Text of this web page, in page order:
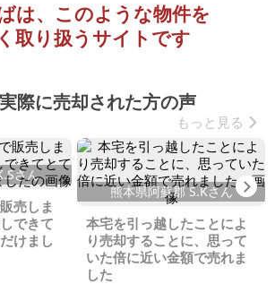
は、このような物件を
取り扱うサイトです
際に売却された方の声
もっと見る
さん
売しま
できて
けまし
熊本県阿蘇郡 S.Kさん
本宅を引っ越したことによ
り売却することに、思って
いた倍に近い金額で売れま
した